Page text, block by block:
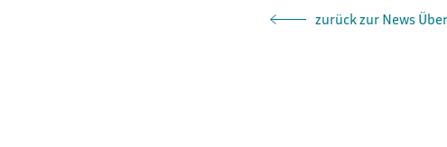
zurück zur News